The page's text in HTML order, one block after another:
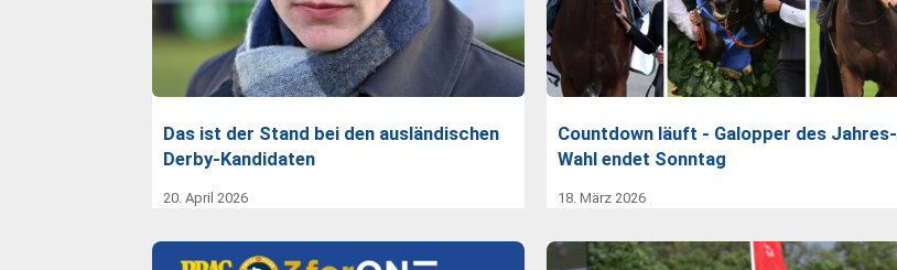
Das ist der Stand bei den ausländischen
Derby-Kandidaten
20. April 2026
Countdown läuft - Galopper des Jahres-
Wahl endet Sonntag
18. März 2026